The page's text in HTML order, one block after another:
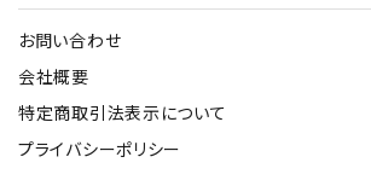
お問い合わせ
会社概要
特定商取引法表示について
プライバシーポリシー